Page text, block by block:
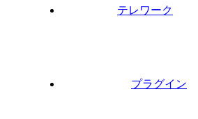
テレワーク
プラグイン